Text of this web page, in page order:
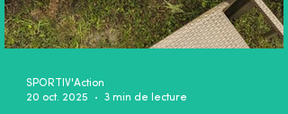
SPORTIV'Action
20 oct. 2025
3 min de lecture